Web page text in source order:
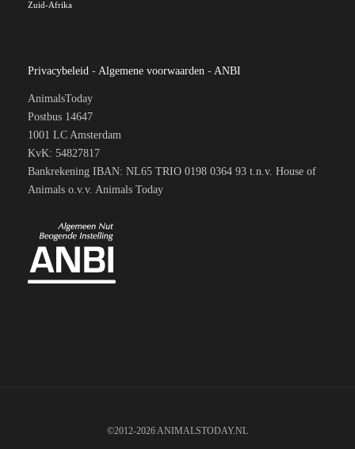
Zuid-Afrika
Privacybeleid - Algemene voorwaarden - ANBI
AnimalsToday
Postbus 14647
1001 LC Amsterdam
KvK: 54827817
Bankrekening IBAN: NL65 TRIO 0198 0364 93 t.n.v. House of
Animals o.v.v. Animals Today
©2012-2026 ANIMALSTODAY.NL